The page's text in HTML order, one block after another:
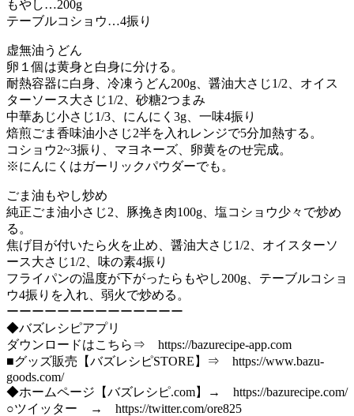
もやし…200g
テーブルコショウ…4振り
虚無油うどん
卵１個は黄身と白身に分ける。
耐熱容器に白身、冷凍うどん200g、醤油大さじ1/2、オイス
ターソース大さじ1/2、砂糖2つまみ
中華あじ小さじ1/3、にんにく3g、一味4振り
焙煎ごま香味油小さじ2半を入れレンジで5分加熱する。
コショウ2~3振り、マヨネーズ、卵黄をのせ完成。
※にんにくはガーリックパウダーでも。
ごま油もやし炒め
純正ごま油小さじ2、豚挽き肉100g、塩コショウ少々で炒め
る。
焦げ目が付いたら火を止め、醤油大さじ1/2、オイスターソ
ース大さじ1/2、味の素4振り
フライパンの温度が下がったらもやし200g、テーブルコショ
ウ4振りを入れ、弱火で炒める。
ーーーーーーーーーーーーーー
◆バズレシピアプリ
ダウンロードはこちら⇒ https://bazurecipe-app.com
■グッズ販売【バズレシピSTORE】⇒ https://www.bazu-
goods.com/
◆ホームページ【バズレシピ.com】→ https://bazurecipe.com/
○ツイッター → https://twitter.com/ore825